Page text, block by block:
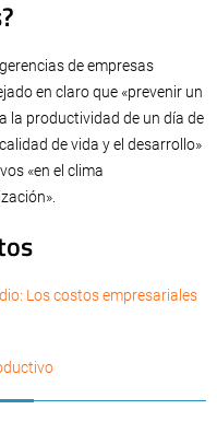
de empresas
en claro que «prevenir un
la productividad de un día de
de vida y el desarrollo»
«en el clima
Los costos empresariales